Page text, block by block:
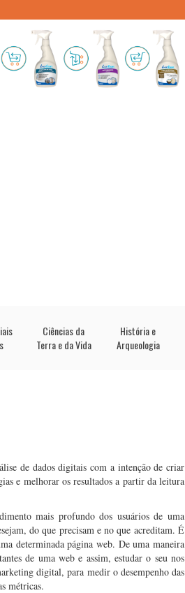
Ciências da
Terra e da Vida
História e
Arqueologia
de dados digitais com a intenção de criar
e melhorar os resultados a partir da leitura
mais profundo dos usuários de uma
do que precisam e no que acreditam. É
determinada página web. De uma maneira
de uma web e assim, estudar o seu nos
digital, para medir o desempenho das
métricas.